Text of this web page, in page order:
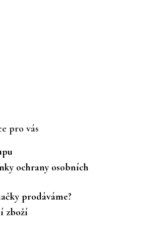
pro vás
ochrany osobních
prodáváme?
zboží